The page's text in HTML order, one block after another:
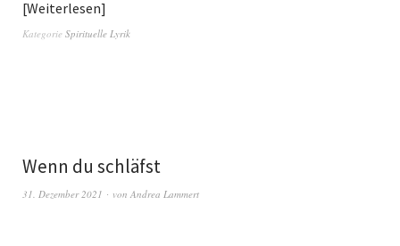
Weiterlesen
Kategorie Spirituelle Lyrik
Wenn du schläfst
31. Dezember 2021 von Andrea Lammert